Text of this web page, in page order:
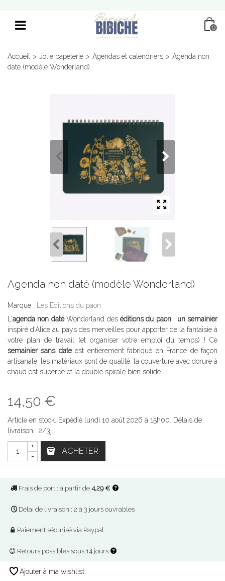
0
Accueil > Jolie papeterie > Agendas et calendriers > Agenda non
daté (modèle Wonderland)
Agenda non daté (modèle Wonderland)
Marque :
Les Editions du paon
L'agenda non datéWonderland deséditions du paon: un semainier
inspiré d'Alice au pays des merveilles pour apporter de la fantaisie à
votre plan de travail (et organiser votre emploi du temps) ! Ce
semainier sans dateest entièrement fabriqué en France de façon
artisanale, les matériaux sont de qualité, la couverture avec dorure à
chaud est superbe et la double spirale bien solide.
14,50 €
Article en stock. Expédié lundi 10 août 2026 à 15h00. Délais de
livraison : 2/3j.
-
+ ACHETER
Frais de port : à partir de 4,29 €
Délai de livraison : 2 à 3 jours ouvrables
Paiement sécurisé via Paypal
Retours possibles sous 14 jours
Ajouter à ma wishlist